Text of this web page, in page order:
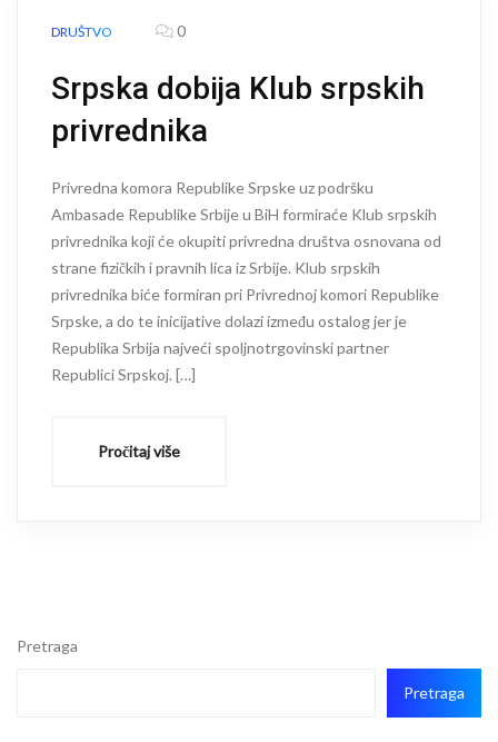
DRUŠTVO 0
Srpska dobija Klub srpskih
privrednika
Privredna komora Republike Srpske uz podršku
Ambasade Republike Srbije u BiH formiraće Klub srpskih
privrednika koji će okupiti privredna društva osnovana od
strane fizičkih i pravnih lica iz Srbije. Klub srpskih
privrednika biće formiran pri Privrednoj komori Republike
Srpske, a do te inicijative dolazi između ostalog jer je
Republika Srbija najveći spoljnotrgovinski partner
Republici Srpskoj. […]
Pročitaj više
Pretraga
Pretraga